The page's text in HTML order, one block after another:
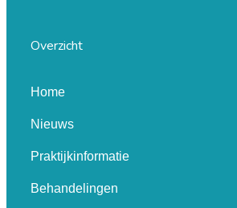
Overzicht
Home
Nieuws
Praktijkinformatie
Behandelingen